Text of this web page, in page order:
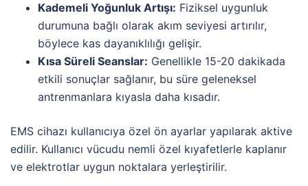
Kademeli Yoğunluk Artışı: Fiziksel uygunluk
durumuna bağlı olarak akım seviyesi artırılır,
böylece kas dayanıklılığı gelişir.
Kısa Süreli Seanslar: Genellikle 15-20 dakikada
etkili sonuçlar sağlanır, bu süre geleneksel
antrenmanlara kıyasla daha kısadır.
EMS cihazı kullanıcıya özel ön ayarlar yapılarak aktive
edilir. Kullanıcı vücudu nemli özel kıyafetlerle kaplanır
ve elektrotlar uygun noktalara yerleştirilir.